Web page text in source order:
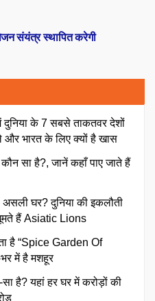
संयंत्र स्थापित करेगी
के 7 सबसे ताकतवर देशों
भारत के लिए क्यों है खास
सा है?, जानें कहाँ पाए जाते हैं
असली घर? दुनिया की इकलौती
हैं Asiatic Lions
है “Spice Garden Of
में है मशहूर
है? यहां हर घर में करोड़ों की